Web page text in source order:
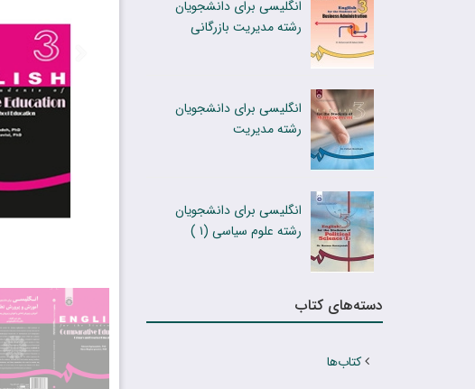
انگلیسی برای دانشجویان
رشته مدیریت بازرگانی
انگلیسى براى دانشجویان
رشته مدیریت
انگلیسی برای دانشجویان
رشته علوم سیاسی (۱ )
دسته‌های کتاب
کتاب‌ها